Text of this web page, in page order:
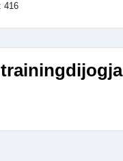
416
trainingdijogja